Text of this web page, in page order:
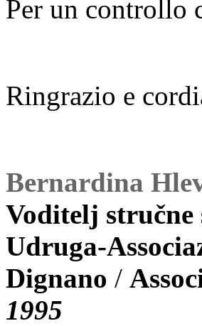
Per un controllo
Ringrazio e
Bernardina
Voditelj stručne
Udruga-
Dignano /
1995